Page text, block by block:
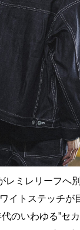
レミレリーフへ
イトステッチが
のいわゆる”セ